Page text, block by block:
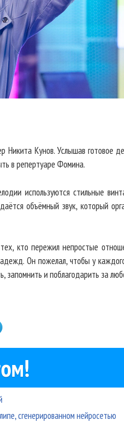
Никита Кунов. Услышав готовое
в репертуаре Фомина.
используются стильные
объёмный звук, который
кто пережил непростые
Он пожелал, чтобы у
запомнить и поблагодарить за
сгенерированном нейросетью